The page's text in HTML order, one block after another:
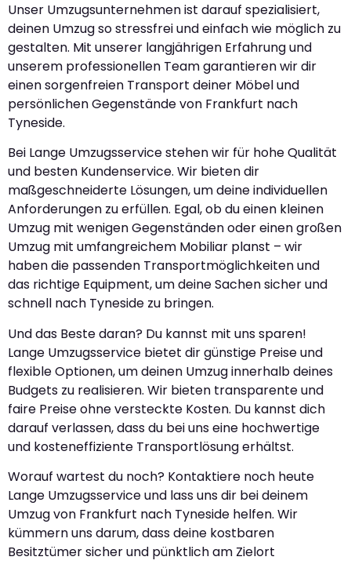
Unser Umzugsunternehmen ist darauf spezialisiert,
deinen Umzug so stressfrei und einfach wie möglich zu
gestalten. Mit unserer langjährigen Erfahrung und
unserem professionellen Team garantieren wir dir
einen sorgenfreien Transport deiner Möbel und
persönlichen Gegenstände von Frankfurt nach
Tyneside.
Bei Lange Umzugsservice stehen wir für hohe Qualität
und besten Kundenservice. Wir bieten dir
maßgeschneiderte Lösungen, um deine individuellen
Anforderungen zu erfüllen. Egal, ob du einen kleinen
Umzug mit wenigen Gegenständen oder einen großen
Umzug mit umfangreichem Mobiliar planst – wir
haben die passenden Transportmöglichkeiten und
das richtige Equipment, um deine Sachen sicher und
schnell nach Tyneside zu bringen.
Und das Beste daran? Du kannst mit uns sparen!
Lange Umzugsservice bietet dir günstige Preise und
flexible Optionen, um deinen Umzug innerhalb deines
Budgets zu realisieren. Wir bieten transparente und
faire Preise ohne versteckte Kosten. Du kannst dich
darauf verlassen, dass du bei uns eine hochwertige
und kosteneffiziente Transportlösung erhältst.
Worauf wartest du noch? Kontaktiere noch heute
Lange Umzugsservice und lass uns dir bei deinem
Umzug von Frankfurt nach Tyneside helfen. Wir
kümmern uns darum, dass deine kostbaren
Besitztümer sicher und pünktlich am Zielort